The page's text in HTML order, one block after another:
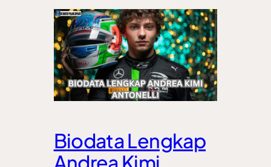
Biodata Lengkap
Andrea Kimi